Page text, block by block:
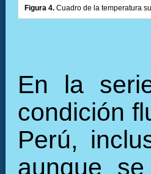
Figura 4. Cuadro de la temperatura
En la
condición
Perú,
aunque